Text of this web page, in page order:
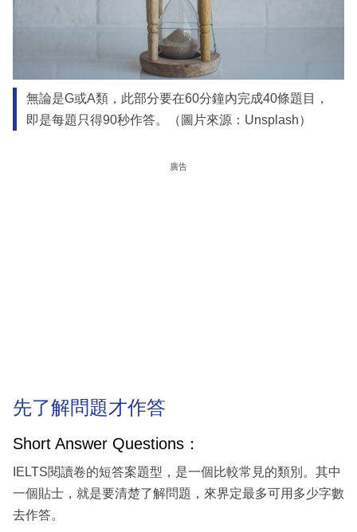
無論是G或A類，此部分要在60分鐘內完成40條題目，
即是每題只得90秒作答。（圖片來源：Unsplash）
廣告
先了解問題才作答
Short Answer Questions：
IELTS閱讀卷的短答案題型，是一個比較常見的類別。其中
一個貼士，就是要清楚了解問題，來界定最多可用多少字數
去作答。